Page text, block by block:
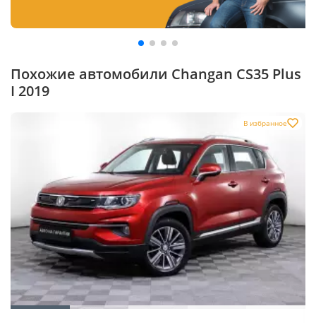
Похожие автомобили Changan CS35 Plus
I 2019
В избранное